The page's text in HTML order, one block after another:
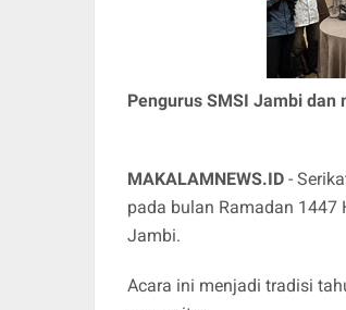
Pengurus SMSI Jambi
MAKALAMNEWS.ID -
pada bulan Ramadan
Jambi.
Acara ini menjadi tradisi